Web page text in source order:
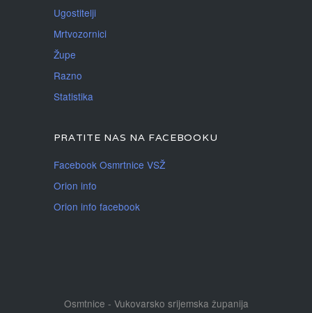
Ugostitelji
Mrtvozornici
Župe
Razno
Statistika
PRATITE NAS NA FACEBOOKU
Facebook Osmrtnice VSŽ
Orion info
Orion info facebook
Osmtnice - Vukovarsko srijemska županija